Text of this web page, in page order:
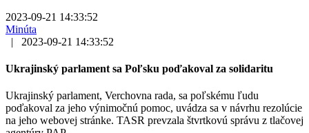
2023-09-21 14:33:52
Minúta
|
2023-09-21 14:33:52
Ukrajinský parlament sa Poľsku poďakoval za solidaritu
Ukrajinský parlament, Verchovna rada, sa poľskému ľudu
poďakoval za jeho výnimočnú pomoc, uvádza sa v návrhu rezolúcie
na jeho webovej stránke. TASR prevzala štvrtkovú správu z tlačovej